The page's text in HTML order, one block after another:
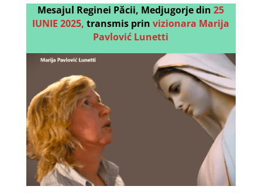
Mesajul Reginei Păcii, Medjugorje din 25
IUNIE 2025, transmis prinvizionara Marija
Pavlović Lunetti